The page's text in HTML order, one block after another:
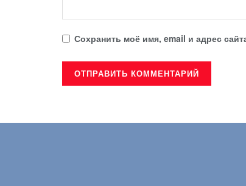
Сохранить моё имя, email и адрес